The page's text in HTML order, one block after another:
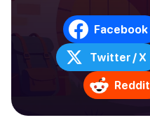
Facebook
Twitter / X
Reddit